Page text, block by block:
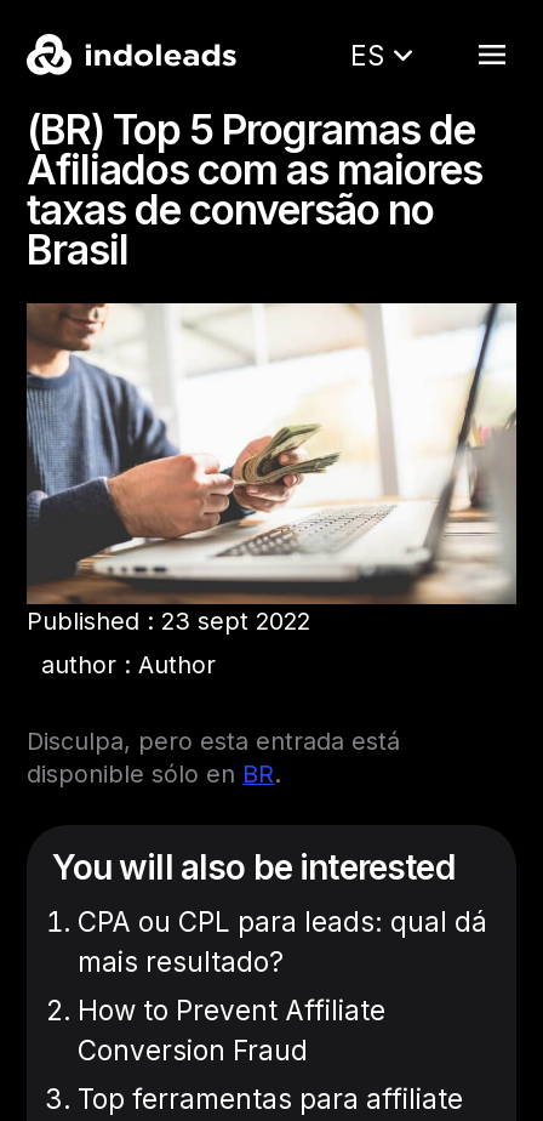
ES
(BR) Top 5 Programas de
Afiliados com as maiores
taxas de conversão no
Brasil
Published : 23 sept 2022
author : Author
Disculpa, pero esta entrada está
disponible sólo en BR.
You will also be interested
CPA ou CPL para leads: qual dá
mais resultado?
How to Prevent Affiliate
Conversion Fraud
Top ferramentas para affiliate